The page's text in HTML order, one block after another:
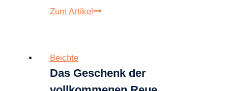
Zum ArtikelPapst
Notwendigkeit
Beichte
Das Geschenk der